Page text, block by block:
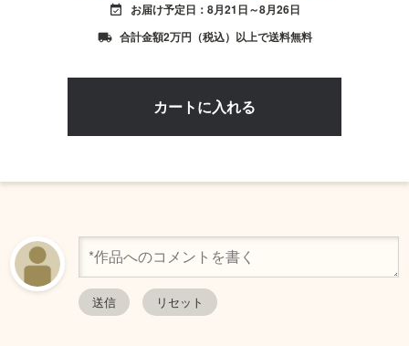
event_available お届け予定日：8月21日～8月26日
local_shipping 合計金額2万円（税込）以上で送料無料